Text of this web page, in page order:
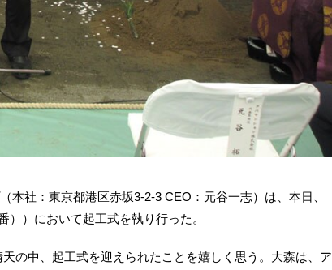
社：東京都港区赤坂3-2-3 CEO：元谷一志）は、本日、
）において起工式を執り行った。
中、起工式を迎えられたことを嬉しく思う。大森は、ア